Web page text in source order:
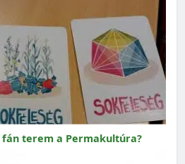
fán terem a Permakultúra?